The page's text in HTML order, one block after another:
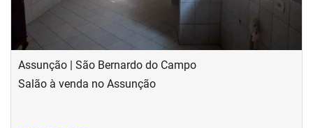
Assunção | São Bernardo do Campo
Salão à venda no Assunção